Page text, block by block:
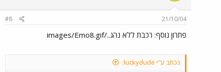
21/10/04
#8
פתרון נוסף: רכבת ללא נהג../images/Emo8.gif
נכתב ע"י luckydude: